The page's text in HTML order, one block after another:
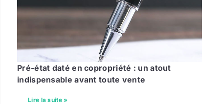
Pré-état daté en copropriété : un atout
indispensable avant toute vente
Lire la suite »